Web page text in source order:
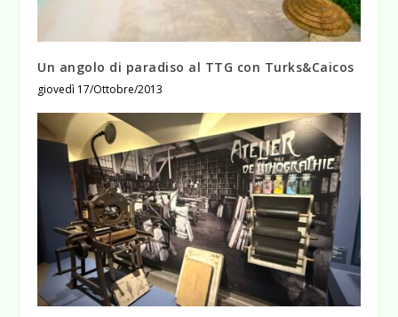
Un angolo di paradiso al TTG con Turks&Caicos
giovedì 17/Ottobre/2013